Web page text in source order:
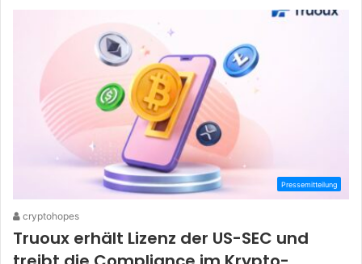
Pressemitteilung
cryptohopes
Truoux erhält Lizenz der US-SEC und